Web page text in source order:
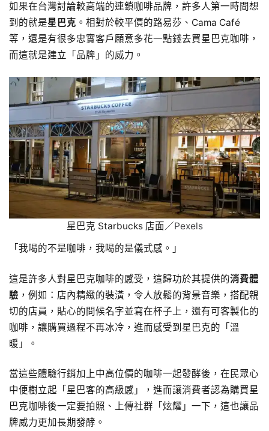
如果在台灣討論較高端的連鎖咖啡品牌，許多人第一時間想
到的就是星巴克 。相對於較平價的路易莎、Cama Café
等，還是有很多忠實客戶願意多花一點錢去買星巴克咖啡，
而這就是建立「品牌」的威力。
星巴克 Starbucks 店面／Pexels
「我喝的不是咖啡，我喝的是儀式感。」
這是許多人對星巴克咖啡的感受，這歸功於其提供的消費體
驗 ，例如：店內精緻的裝潢，令人放鬆的背景音樂，搭配親
切的店員，貼心的問候名字並寫在杯子上，還有可客製化的
咖啡，讓購買過程不再冰冷，進而感受到星巴克的「溫
暖」。
當這些體驗行銷加上中高位價的咖啡一起發酵後，在民眾心
中便樹立起「星巴客的高級感」，進而讓消費者認為購買星
巴克咖啡後一定要拍照、上傳社群「炫耀」一下，這也讓品
牌威力更加長期發酵。